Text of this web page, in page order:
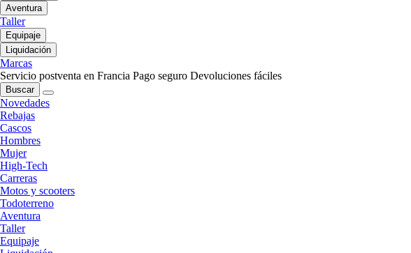
Aventura
Taller
Equipaje
Liquidación
Marcas
Servicio postventa en Francia Pago seguro Devoluciones fáciles
Buscar
Novedades
Rebajas
Cascos
Hombres
Mujer
High-Tech
Carreras
Motos y scooters
Todoterreno
Aventura
Taller
Equipaje